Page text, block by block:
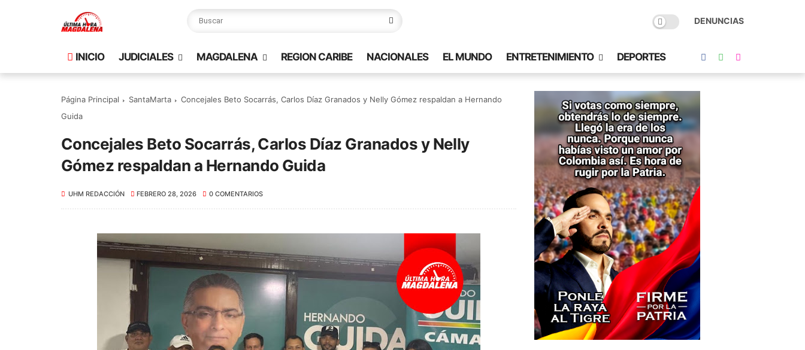
DENUNCIAS
INICIO JUDICIALES MAGDALENA REGION CARIBE NACIONALES EL MUNDO ENTRETENIMIENTO DEPORTES
Página Principal SantaMarta
Concejales Beto Socarrás, Carlos Díaz Granados y Nelly Gómez respaldan a Hernando
Guida
Concejales Beto Socarrás, Carlos Díaz Granados y Nelly
Gómez respaldan a Hernando Guida
UHM REDACCIÓN FEBRERO 28, 2026 0 COMENTARIOS